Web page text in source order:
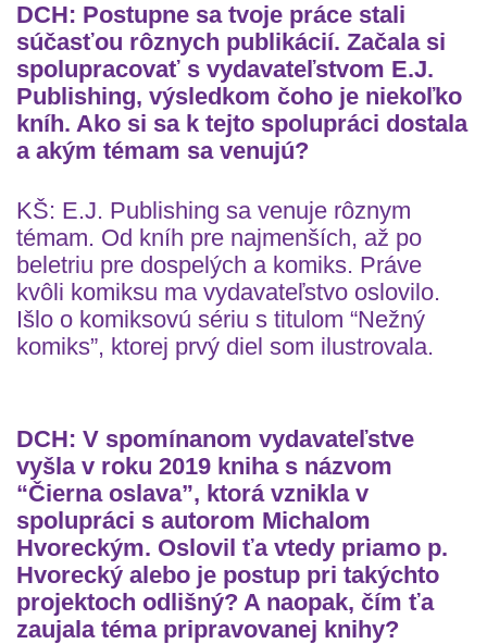
DCH: Postupne sa tvoje práce stali
súčasťou rôznych publikácií. Začala si
spolupracovať s vydavateľstvom E.J.
Publishing, výsledkom čoho je niekoľko
kníh. Ako si sa k tejto spolupráci dostala
a akým témam sa venujú?
KŠ: E.J. Publishing sa venuje rôznym
témam. Od kníh pre najmenších, až po
beletriu pre dospelých a komiks. Práve
kvôli komiksu ma vydavateľstvo oslovilo.
Išlo o komiksovú sériu s titulom “Nežný
komiks”, ktorej prvý diel som ilustrovala.
DCH: V spomínanom vydavateľstve
vyšla v roku 2019 kniha s názvom
“Čierna oslava”, ktorá vznikla v
spolupráci s autorom Michalom
Hvoreckým. Oslovil ťa vtedy priamo p.
Hvorecký alebo je postup pri takýchto
projektoch odlišný? A naopak, čím ťa
zaujala téma pripravovanej knihy?